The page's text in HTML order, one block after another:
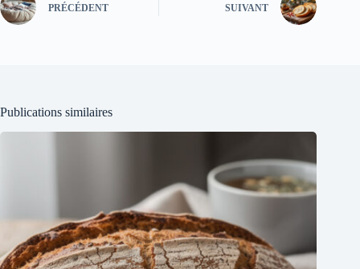
PRÉCÉDENT SUIVANT
Publications similaires